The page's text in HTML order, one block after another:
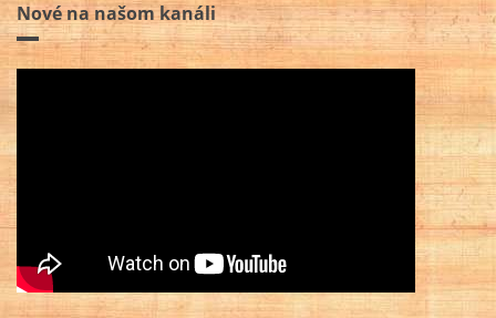
Nové na našom kanáli